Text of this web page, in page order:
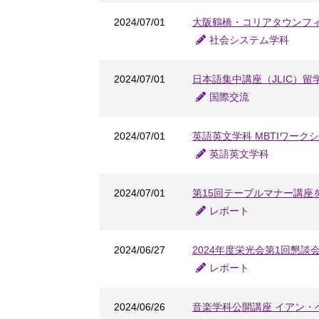
2024/07/01
大阪鶴橋・コリアタウンフ
社会システム学科
2024/07/01
日本語集中講座（JLIC）留
国際交流
2024/07/01
英語英文学科 MBTIワーク
英語英文学科
2024/07/01
第15回テーブルマナー講座
レポート
2024/06/27
2024年度栄光会第1回懇談
レポート
2024/06/26 音楽学科公開講座 イアン